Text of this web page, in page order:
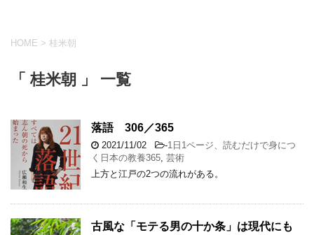
HOME > 桂米朝
「 桂米朝 」 一覧
落語 306／365
2021/11/02 -1日1ページ、読むだけで身につ
く日本の教養365 芸術
上方と江戸の2つの流れがある。
古風な「モテる男の十か条」は現代にも